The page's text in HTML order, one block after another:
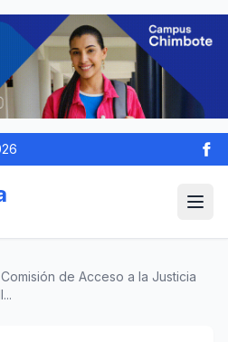
de Acceso a la Justicia